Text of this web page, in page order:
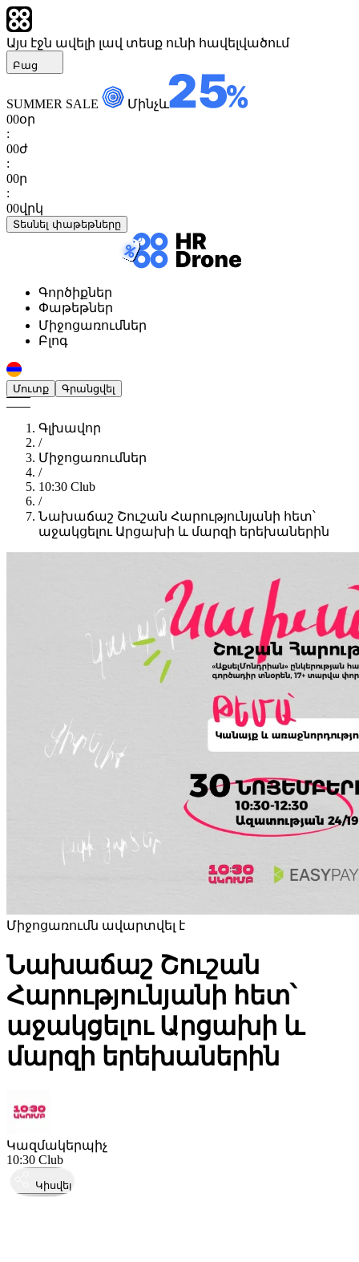
Այս էջն ավելի լավ տեսք ունի հավելվածում
Բաց
SUMMER SALE
Մինչև
00օր
:
00ժ
:
00ր
:
00վրկ
Տեսնել փաթեթները
Գործիքներ
Փաթեթներ
Միջոցառումներ
Բլոգ
Մուտք Գրանցվել
Գլխավոր
/
Միջոցառումներ
/
10:30 Club
/
Նախաճաշ Շուշան Հարությունյանի հետ՝
աջակցելու Արցախի և մարզի երեխաներին
Միջոցառումն ավարտվել է
Նախաճաշ Շուշան
Հարությունյանի հետ՝
աջակցելու Արցախի և
մարզի երեխաներին
Կազմակերպիչ
10:30 Club
Կիսվել
Կայացել է